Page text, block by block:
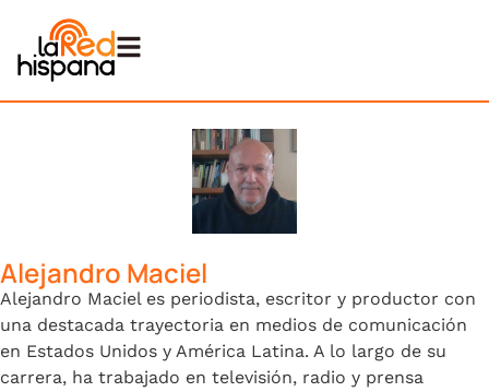
Alejandro Maciel
Alejandro Maciel es periodista, escritor y productor con
una destacada trayectoria en medios de comunicación
en Estados Unidos y América Latina. A lo largo de su
carrera, ha trabajado en televisión, radio y prensa